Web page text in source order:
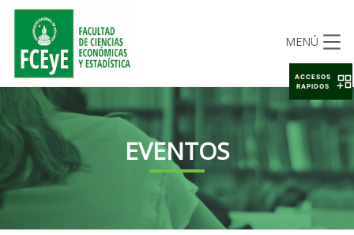
MENÚ
EVENTOS
ACCESOS
RAPIDOS